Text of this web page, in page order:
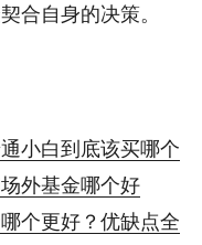
合自身的决策。
小白到底该买哪个
外基金哪个好
个更好？优缺点全